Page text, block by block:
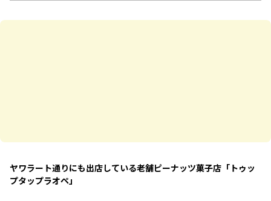
ヤワラート通りにも出店している老舗ピーナッツ菓子店「トゥッ
プタップラオペ」